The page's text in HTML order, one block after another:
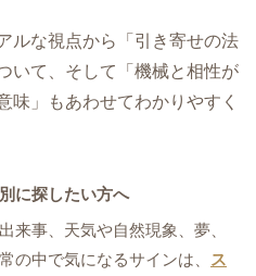
ルな視点から「引き寄せの法
いて、そして「機械と相性が
味」もあわせてわかりやすく
に探したい方へ
来事、天気や自然現象、夢、
の中で気になるサインは、
ス